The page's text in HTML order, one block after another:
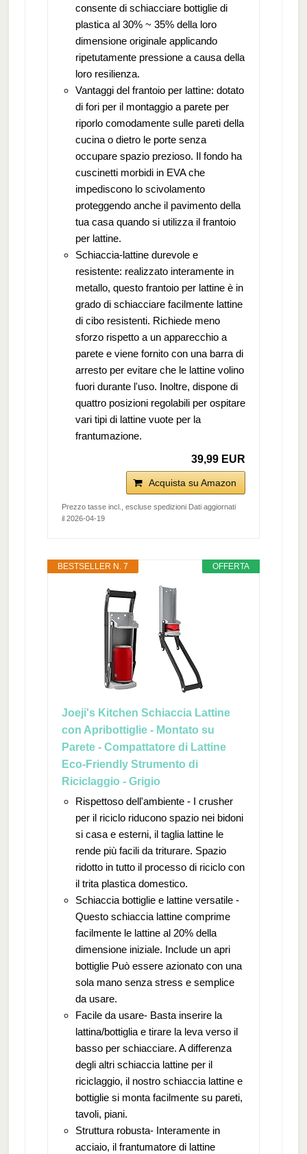
consente di schiacciare bottiglie di
plastica al 30% ~ 35% della loro
dimensione originale applicando
ripetutamente pressione a causa della
loro resilienza.
Vantaggi del frantoio per lattine: dotato
di fori per il montaggio a parete per
riporlo comodamente sulle pareti della
cucina o dietro le porte senza
occupare spazio prezioso. Il fondo ha
cuscinetti morbidi in EVA che
impediscono lo scivolamento
proteggendo anche il pavimento della
tua casa quando si utilizza il frantoio
per lattine.
Schiaccia-lattine durevole e
resistente: realizzato interamente in
metallo, questo frantoio per lattine è in
grado di schiacciare facilmente lattine
di cibo resistenti. Richiede meno
sforzo rispetto a un apparecchio a
parete e viene fornito con una barra di
arresto per evitare che le lattine volino
fuori durante l'uso. Inoltre, dispone di
quattro posizioni regolabili per ospitare
vari tipi di lattine vuote per la
frantumazione.
39,99 EUR
Acquista su Amazon
Prezzo tasse incl., escluse spedizioni Dati aggiornati
il 2026-04-19
OFFERTA
BESTSELLER N. 7
Joeji's Kitchen Schiaccia Lattine
con Apribottiglie - Montato su
Parete - Compattatore di Lattine
Eco-Friendly Strumento di
Riciclaggio - Grigio
Rispettoso dell'ambiente - I crusher
per il riciclo riducono spazio nei bidoni
si casa e esterni, il taglia lattine le
rende più facili da triturare. Spazio
ridotto in tutto il processo di riciclo con
il trita plastica domestico.
Schiaccia bottiglie e lattine versatile -
Questo schiaccia lattine comprime
facilmente le lattine al 20% della
dimensione iniziale. Include un apri
bottiglie Può essere azionato con una
sola mano senza stress e semplice
da usare.
Facile da usare- Basta inserire la
lattina/bottiglia e tirare la leva verso il
basso per schiacciare. A differenza
degli altri schiaccia lattine per il
riciclaggio, il nostro schiaccia lattine e
bottiglie si monta facilmente su pareti,
tavoli, piani.
Struttura robusta- Interamente in
acciaio, il frantumatore di lattine